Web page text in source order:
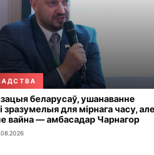
беларусаў, ушанаванне
зразумелыя для мірнага часу,
вайна — амбасадар Чарнагор